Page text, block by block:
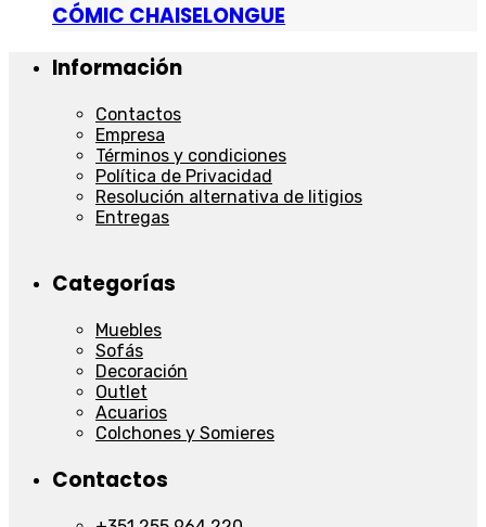
CÓMIC CHAISELONGUE
Información
Contactos
Empresa
Términos y condiciones
Política de Privacidad
Resolución alternativa de litigios
Entregas
Categorías
Muebles
Sofás
Decoración
Outlet
Acuarios
Colchones y Somieres
Contactos